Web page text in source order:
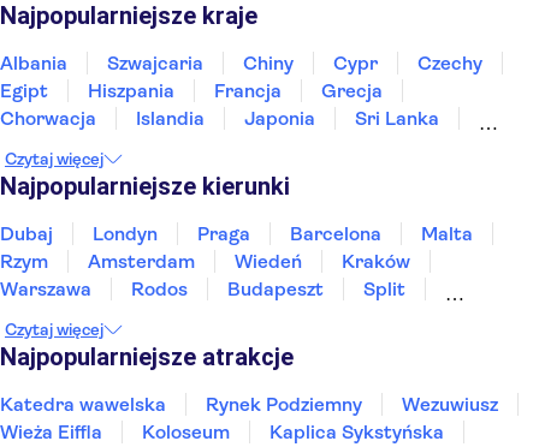
Najpopularniejsze kraje
Albania Szwajcaria Chiny Cypr
Czechy
Egipt
Hiszpania Francja
Grecja
Chorwacja
Islandia Japonia
Sri Lanka
Tunezja
Turcja Wietnam
Czytaj więcej
Najpopularniejsze kierunki
Dubaj Londyn Praga Barcelona
Malta
Rzym
Amsterdam Wiedeń
Kraków
Warszawa
Rodos Budapeszt
Split
Sopot
Gdynia Zakopane
Czytaj więcej
Najpopularniejsze atrakcje
Katedra wawelska Rynek Podziemny
Wezuwiusz
Wieża Eiffla
Koloseum
Kaplica Sykstyńska